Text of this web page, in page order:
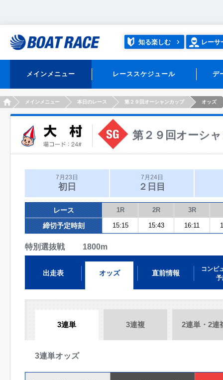
知る楽しむ レーサ
メインメニュー レーススケジュール デ
HOMEメインメニュー 本日のレース 第２９回オーシャンカップ オッズ
第２９回オーシ
7月23日
初日
7月24日
２日目
レース 1R 2R 3R
締切予定時刻 15:15 15:43 16:11
特別選抜戦 1800m
出走表 オッズ 直前情報
コンピ
予
3連単 3連複 2連単・2連
3連単オッズ